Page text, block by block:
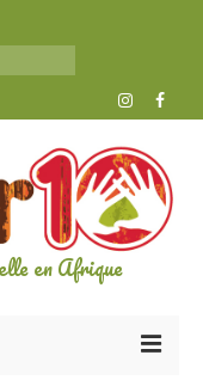
en Afrique